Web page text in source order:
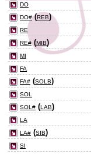
DO
DO#(REB)
RE
RE# (MIB)
MI
FA
FA# (SOLB)
SOL
SOL# (LAB)
LA
LA# (SIB)
SI